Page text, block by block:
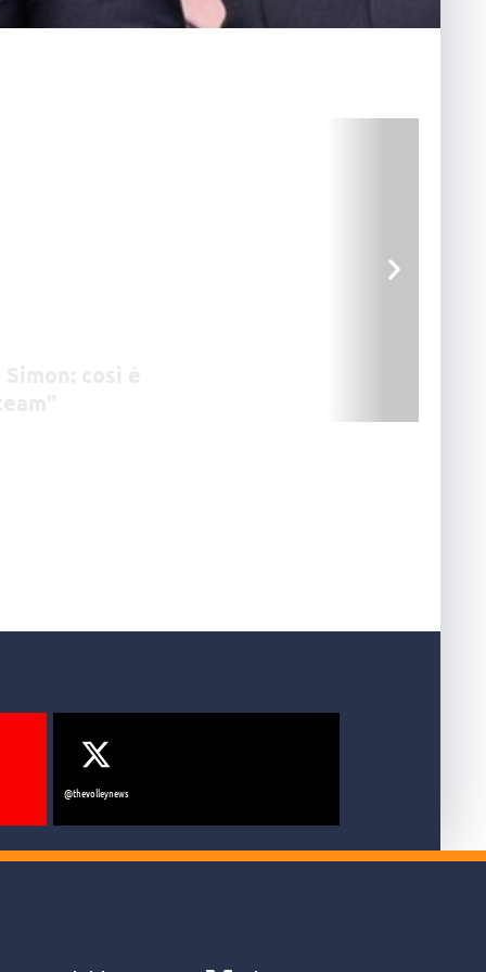
particolari
mercato, ma tanto
@thevolleynews